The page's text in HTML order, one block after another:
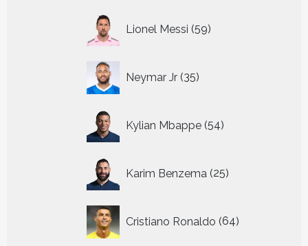
Lionel Messi 59
producten
Neymar Jr 35
producten
Kylian Mbappe 54
producten
Karim Benzema 25
producten
Cristiano Ronaldo 64
producten